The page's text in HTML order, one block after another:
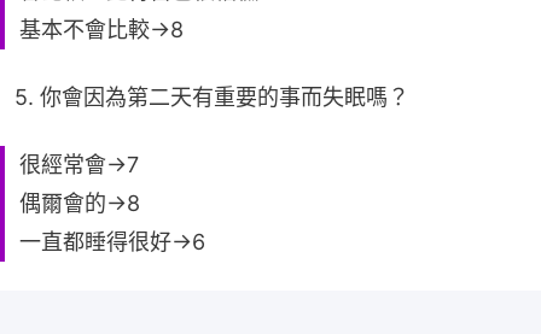
基本不會比較→8
5. 你會因為第二天有重要的事而失眠嗎？
很經常會→7
偶爾會的→8
一直都睡得很好→6